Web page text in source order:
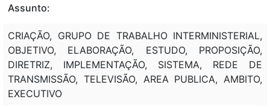
Assunto:
CRIAÇÃO, GRUPO DE TRABALHO INTERMINISTERIAL,
OBJETIVO, ELABORAÇÃO, ESTUDO, PROPOSIÇÃO,
DIRETRIZ, IMPLEMENTAÇÃO, SISTEMA, REDE DE
TRANSMISSÃO, TELEVISÃO, AREA PUBLICA, AMBITO,
EXECUTIVO